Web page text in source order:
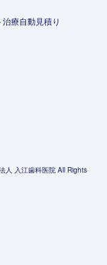
療自動見積り
人 入江歯科医院 All Rights